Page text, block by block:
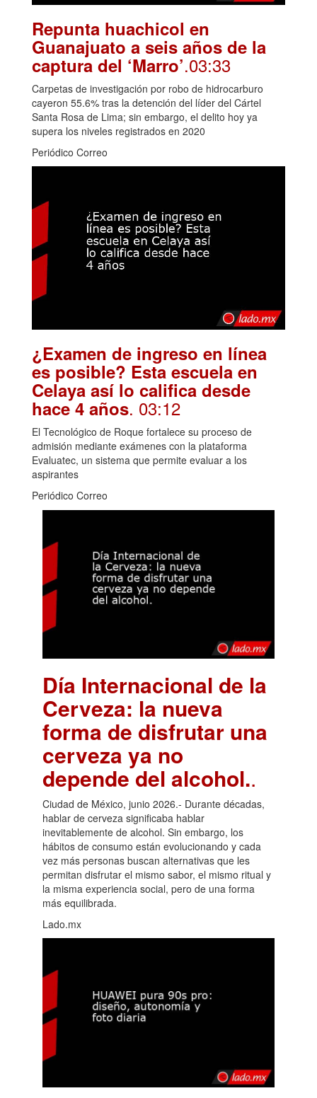
Repunta huachicol en
Guanajuato a seis años de la
captura del ‘Marro’.03:33
Carpetas de investigación por robo de hidrocarburo
cayeron 55.6% tras la detención del líder del Cártel
Santa Rosa de Lima; sin embargo, el delito hoy ya
supera los niveles registrados en 2020
Periódico Correo
¿Examen de ingreso en línea
es posible? Esta escuela en
Celaya así lo califica desde
hace 4 años. 03:12
El Tecnológico de Roque fortalece su proceso de
admisión mediante exámenes con la plataforma
Evaluatec, un sistema que permite evaluar a los
aspirantes
Periódico Correo
Día Internacional de la
Cerveza: la nueva
forma de disfrutar una
cerveza ya no
depende del alcohol..
Ciudad de México, junio 2026.- Durante décadas,
hablar de cerveza significaba hablar
inevitablemente de alcohol. Sin embargo, los
hábitos de consumo están evolucionando y cada
vez más personas buscan alternativas que les
permitan disfrutar el mismo sabor, el mismo ritual y
la misma experiencia social, pero de una forma
más equilibrada.
Lado.mx